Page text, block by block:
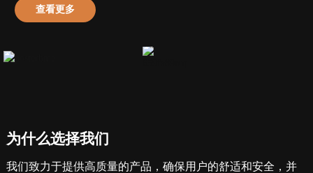
查看更多
为什么选择我们
我们致力于提供高质量的产品，确保用户的舒适和安全，并